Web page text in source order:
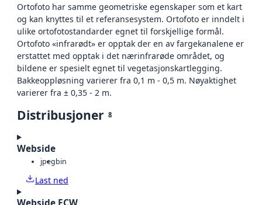
Ortofoto har samme geometriske egenskaper som et kart
og kan knyttes til et referansesystem. Ortofoto er inndelt i
ulike ortofotostandarder egnet til forskjellige formål.
Ortofoto «infrarødt» er opptak der en av fargekanalene er
erstattet med opptak i det nærinfrarøde området, og
bildene er spesielt egnet til vegetasjonskartlegging.
Bakkeoppløsning varierer fra 0,1 m - 0,5 m. Nøyaktighet
varierer fra ± 0,35 - 2 m.
Distribusjoner 8
Webside
jpegbin
Last ned